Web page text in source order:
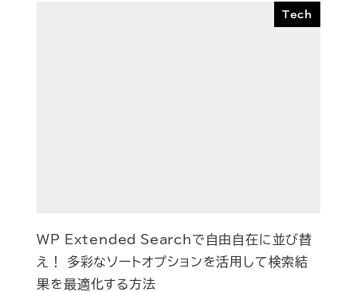
Tech
WP Extended Searchで自由自在に並び替
え！ 多彩なソートオプションを活用して検索結
果を最適化する方法